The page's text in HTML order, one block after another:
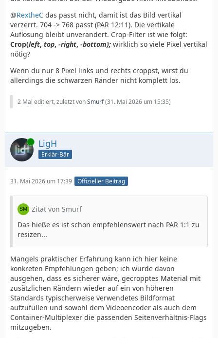
@RextheC das passt nicht, damit ist das Bild vertikal
verzerrt. 704 -> 768 passt (PAR 12:11). Die vertikale
Auflösung bleibt unverändert. Crop-Filter ist wie folgt:
Crop(left, top, -right, -bottom); wirklich so viele Pixel vertikal
nötig?
Wenn du nur 8 Pixel links und rechts croppst, wirst du
allerdings die schwarzen Ränder nicht komplett los.
2 Mal editiert, zuletzt vonSmurf(31. Mai 2026 um 15:35)
Online LigH
Erklär-Bär
31. Mai 2026 um 17:39 Offizieller Beitrag
Zitat von Smurf
Das hieße es ist schon empfehlenswert nach PAR 1:1 zu
resizen...
Mangels praktischer Erfahrung kann ich hier keine
konkreten Empfehlungen geben; ich würde davon
ausgehen, dass es sicherer wäre, gecropptes Material mit
zusätzlichen Rändern wieder auf ein von höheren
Standards typischerweise verwendetes Bildformat
aufzufüllen und sowohl dem Videoencoder als auch dem
Container-Multiplexer die passenden Seitenverhältnis-Flags
mitzugeben.